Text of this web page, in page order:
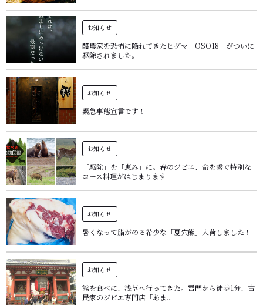
お知らせ
酪農家を恐怖に陥れてきたヒグマ「OSO18」がついに
駆除されました。
お知らせ
緊急事態宣言です！
お知らせ
「駆除」を「恵み」に。春のジビエ、命を繋ぐ特別な
コース料理がはじまります
お知らせ
暑くなって脂がのる希少な「夏穴熊」入荷しました！
お知らせ
熊を食べに、浅草へ行ってきた。雷門から徒歩1分、古
民家のジビエ専門店「あま...